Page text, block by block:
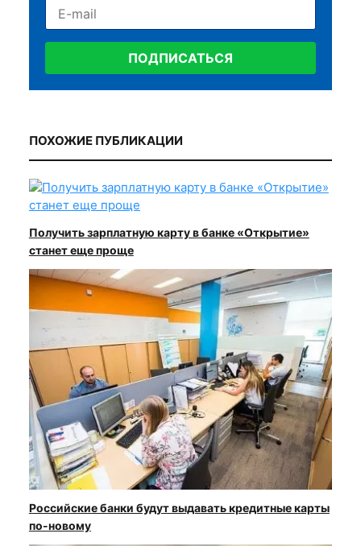
ПОДПИСАТЬСЯ
ПОХОЖИЕ ПУБЛИКАЦИИ
Получить зарплатную карту в банке «Открытие»
станет еще проще
Российские банки будут выдавать кредитные карты
по-новому